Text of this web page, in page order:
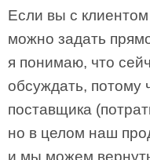
Если вы с
можно задать
я понимаю, что
обсуждать, потому
поставщика
но в целом наш
и мы можем